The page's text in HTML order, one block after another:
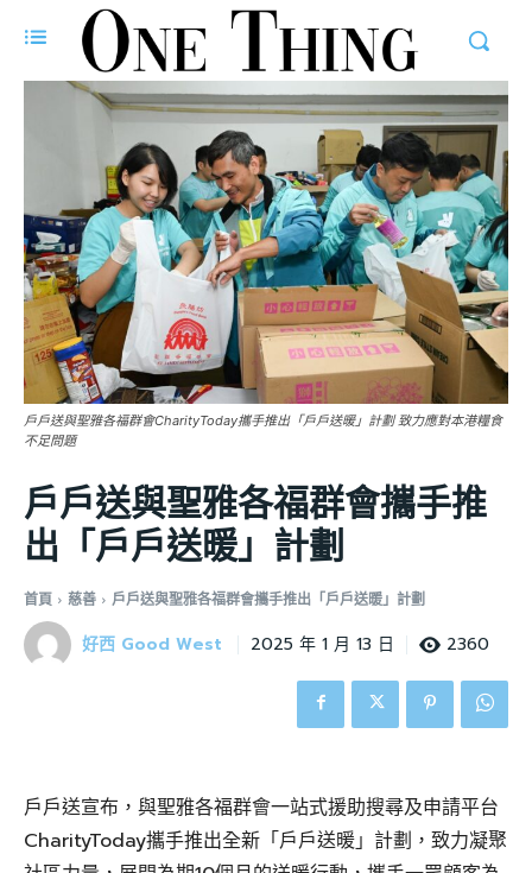
戶戶送與聖雅各福群會CharityToday攜手推出「戶戶送暖」計劃 致力應對本港糧食
不足問題
戶戶送與聖雅各福群會攜手推
出「戶戶送暖」計劃
首頁 慈善 戶戶送與聖雅各福群會攜手推出「戶戶送暖」計劃
好西 Good West 2025 年 1 月 13 日 2360
戶戶送宣布，與聖雅各福群會一站式援助搜尋及申請平台
CharityToday攜手推出全新「戶戶送暖」計劃，致力凝聚